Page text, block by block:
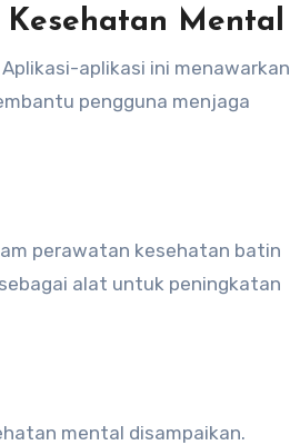
Mental
aplikasi ini menawarkan
pengguna menjaga
perawatan kesehatan batin
alat untuk peningkatan
mental disampaikan.